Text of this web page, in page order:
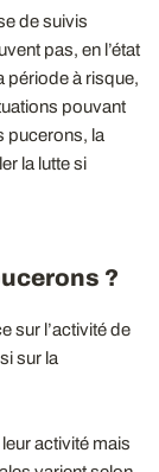
de suivis
pas, en l’état
période à risque,
pouvant
pucerons, la
la lutte si
?
sur l’activité de
sur la
activité mais